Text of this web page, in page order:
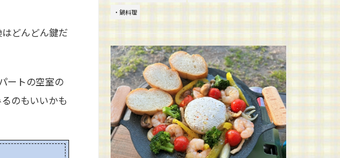
どんどん鍵だ
ートの空室の
のもいいかも
・鍋料理